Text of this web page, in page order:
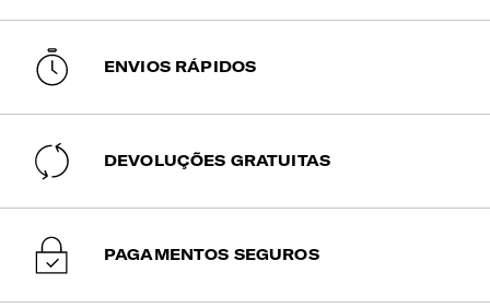
Sim
Bolso | Telemóvel
Sim
ENVIOS RÁPIDOS
DEVOLUÇÕES GRATUITAS
PAGAMENTOS SEGUROS